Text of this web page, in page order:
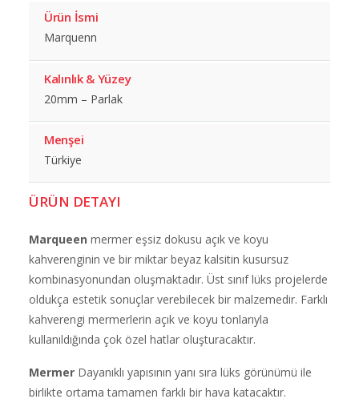
Ürün İsmi
Marquenn
Kalınlık & Yüzey
20mm – Parlak
Menşei
Türkiye
ÜRÜN DETAYI
Marqueen mermer eşsiz dokusu açık ve koyu
kahverenginin ve bir miktar beyaz kalsitin kusursuz
kombinasyonundan oluşmaktadır. Üst sınıf lüks projelerde
oldukça estetik sonuçlar verebilecek bir malzemedir. Farklı
kahverengi mermerlerin açık ve koyu tonlarıyla
kullanıldığında çok özel hatlar oluşturacaktır.
Mermer Dayanıklı yapısının yanı sıra lüks görünümü ile
birlikte ortama tamamen farklı bir hava katacaktır.